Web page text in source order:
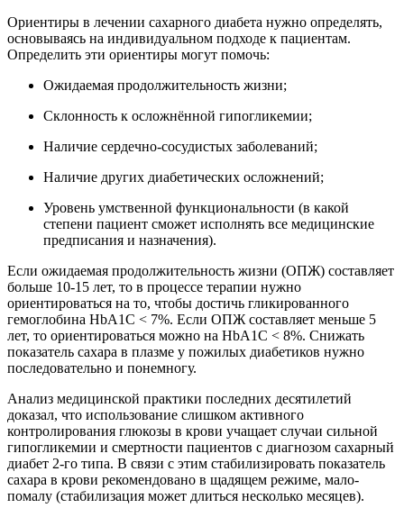
Ориентиры в лечении сахарного диабета нужно определять,
основываясь на индивидуальном подходе к пациентам.
Определить эти ориентиры могут помочь:
Ожидаемая продолжительность жизни;
Склонность к осложнённой гипогликемии;
Наличие сердечно-сосудистых заболеваний;
Наличие других диабетических осложнений;
Уровень умственной функциональности (в какой
степени пациент сможет исполнять все медицинские
предписания и назначения).
Если ожидаемая продолжительность жизни (ОПЖ) составляет
больше 10-15 лет, то в процессе терапии нужно
ориентироваться на то, чтобы достичь гликированного
гемоглобина HbA1C < 7%. Если ОПЖ составляет меньше 5
лет, то ориентироваться можно на HbA1C < 8%. Снижать
показатель сахара в плазме у пожилых диабетиков нужно
последовательно и понемногу.
Анализ медицинской практики последних десятилетий
доказал, что использование слишком активного
контролирования глюкозы в крови учащает случаи сильной
гипогликемии и смертности пациентов с диагнозом сахарный
диабет 2-го типа. В связи с этим стабилизировать показатель
сахара в крови рекомендовано в щадящем режиме, мало-
помалу (стабилизация может длиться несколько месяцев).